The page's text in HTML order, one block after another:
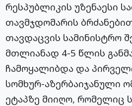
რესპუბლიკის უზენაესი
თავმჯდომარის
თავდაცვის სამინისტრო
მთლიანად 4-5 წლის
ჩამოყალიბდა და
სომხურ-აზერბაიჯანული
ეტაპზე მიიღო, რომელიც